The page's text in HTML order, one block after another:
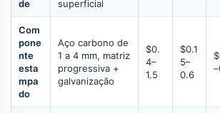
de
superficial
Com
pone
nte
esta
mpa
do
Aço carbono de
1 a 4 mm, matriz
progressiva +
galvanização
$0.
4–
1.5
$0.1
5–
0.6